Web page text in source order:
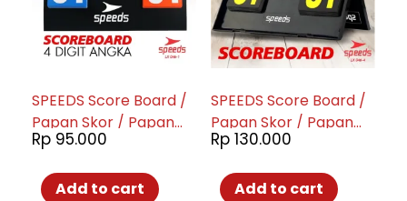
SPEEDS Score Board /
Papan Skor / Papan
Score 4 Digit Portable
Rp 95.000
Add to cart
SPEEDS Score Board /
Papan Skor / Papan
Score 4 Digit Portable
Rp130.000
Add to cart